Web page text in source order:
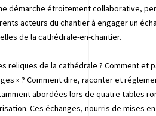
démarche étroitement collaborative,
acteurs du chantier à engager un
de la cathédrale-en-chantier.
reliques de la cathédrale ? Comment et
» ? Comment dire, raconter et
abordées lors de quatre tables
Ces échanges, nourris de mises en